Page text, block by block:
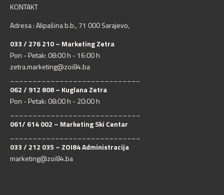
KONTAKT
Adresa : Alipašina b.b., 71 000 Sarajevo,
033 / 276 210 – Marketing Zetra
Pon - Petak: 08:00 h - 16:00 h
zetra.marketing@zoi84.ba
062 / 912 808 – Kuglana Zetra
Pon - Petak: 08:00 h - 20:00 h
061/ 614 002 – Marketing Ski Centar
033 / 212 035 – ZOI84 Administracija
marketing@zoi84.ba